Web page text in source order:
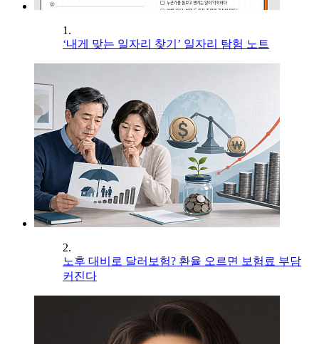
1.
‘내게 맞는 일자리 찾기’ 일자리 탐험 노트
2.
노후 대비로 달러보험? 환율 오르면 보험료 부담
커진다